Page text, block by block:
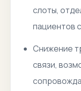
слоты,
пациентов
Снижение
связи,